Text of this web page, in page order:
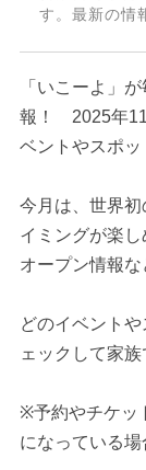
す。最新の情
「いこーよ」
報！ 2025年11
ベントやスポッ
今月は、世界
イミングが楽
オープン情報な
どのイベント
ェックして家
※予約やチケッ
になっている